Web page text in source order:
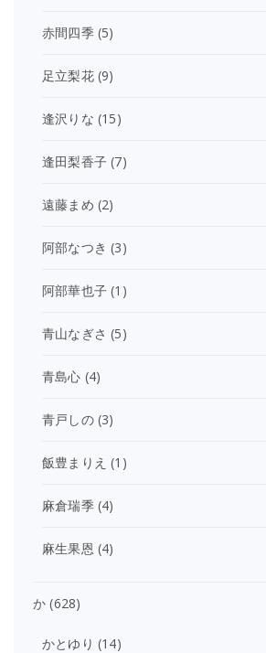
赤間四季(5)
足立梨花(9)
逢沢りな (15)
逢田梨香子 (7)
遠藤まめ (2)
阿部なつき (3)
阿部華也子 (1)
青山なぎさ (5)
青島心 (4)
青戸しの(3)
飯豊まりえ (1)
麻倉瑞季(4)
麻生果恩 (4)
か (628)
かとゆり (14)